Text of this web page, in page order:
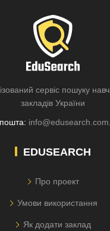
сервіс пошуку
закладів України
EDUSEARCH
Про проект
Умови використання
Як додати заклад